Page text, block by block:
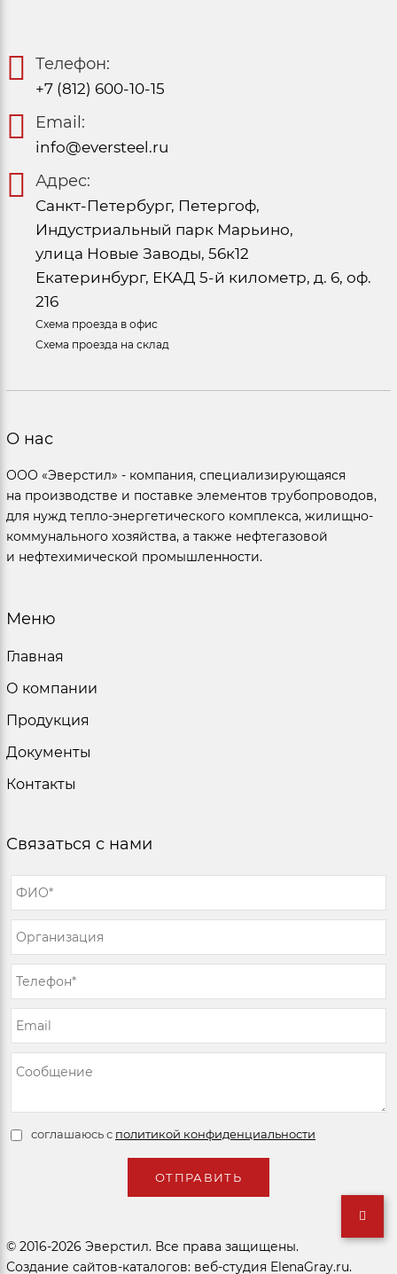
Телефон:
+7 (812) 600-10-15
Email:
info@eversteel.ru
Адрес:
Санкт-Петербург, Петергоф,
Индустриальный парк Марьино,
улица Новые Заводы, 56к12
Екатеринбург, ЕКАД 5-й километр, д. 6, оф.
216
Схема проезда в офис
Схема проезда на склад
О нас
ООО «Эверстил» - компания, специализирующаяся
на производстве и поставке элементов трубопроводов,
для нужд тепло-энергетического комплекса, жилищно-
коммунального хозяйства, а также нефтегазовой
и нефтехимической промышленности.
Меню
Главная
О компании
Продукция
Документы
Контакты
Связаться с нами
соглашаюсь с политикой конфиденциальности
© 2016-2026 Эверстил. Все права защищены.
Создание сайтов-каталогов: веб-студия ElenaGray.ru.